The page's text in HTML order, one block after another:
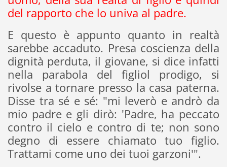
del rapporto che lo univa al padre.
E questo è appunto quanto in realtà
sarebbe accaduto. Presa coscienza della
dignità perduta, il giovane, si dice infatti
nella parabola del figliol prodigo, si
rivolse a tornare presso la casa paterna.
Disse tra sé e sé: "mi leverò e andrò da
mio padre e gli dirò: 'Padre, ha peccato
contro il cielo e contro di te; non sono
degno di essere chiamato tuo figlio.
Trattami come uno dei tuoi garzoni'".